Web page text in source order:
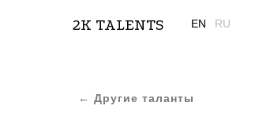
2K TALENTS EN RU
← Другие таланты